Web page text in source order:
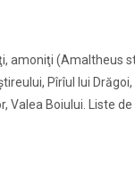
amoniţi (Amaltheus
Pîrîul lui
Valea Boiului. Liste